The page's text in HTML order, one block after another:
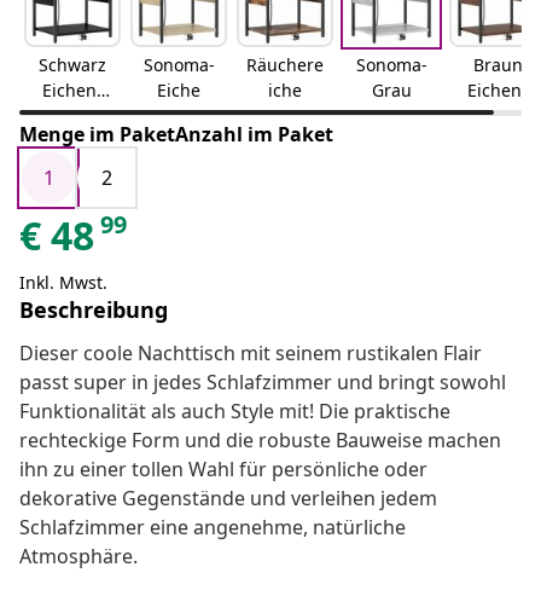
Schwarz
Eichen-
Optik
Sonoma-
Eiche
Räuchere
iche
Sonoma-
Grau
Braun
Eichen-
Optik
Menge im PaketAnzahl im Paket
1
2
€4899
Inkl. Mwst.
Beschreibung
Dieser coole Nachttisch mit seinem rustikalen Flair
passt super in jedes Schlafzimmer und bringt sowohl
Funktionalität als auch Style mit! Die praktische
rechteckige Form und die robuste Bauweise machen
ihn zu einer tollen Wahl für persönliche oder
dekorative Gegenstände und verleihen jedem
Schlafzimmer eine angenehme, natürliche
Atmosphäre.